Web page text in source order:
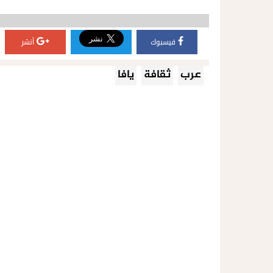
فيسبوك أنشر
عرب ثقافة يافا